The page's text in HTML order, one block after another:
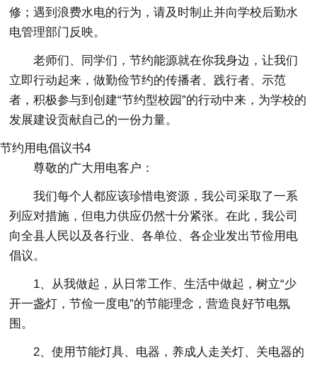
修；遇到浪费水电的行为，请及时制止并向学校后勤水
电管理部门反映。
老师们、同学们，节约能源就在你我身边，让我们
立即行动起来，做勤俭节约的传播者、践行者、示范
者，积极参与到创建“节约型校园”的行动中来，为学校的
发展建设贡献自己的一份力量。
节约用电倡议书4
尊敬的广大用电客户：
我们每个人都应该珍惜电资源，我公司采取了一系
列应对措施，但电力供应仍然十分紧张。在此，我公司
向全县人民以及各行业、各单位、各企业发出节俭用电
倡议。
1、从我做起，从日常工作、生活中做起，树立“少
开一盏灯，节俭一度电”的节能理念，营造良好节电氛
围。
2、使用节能灯具、电器，养成人走关灯、关电器的